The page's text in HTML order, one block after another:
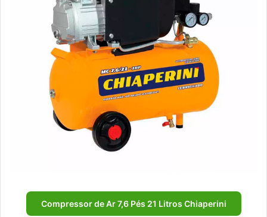
Compressor de Ar 7,6 Pés 21 Litros Chiaperini